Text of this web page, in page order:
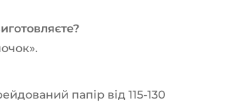
папір від 115-130